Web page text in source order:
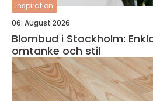
inspiration
06. August 2026
Blombud i Stockholm:
omtanke och stil